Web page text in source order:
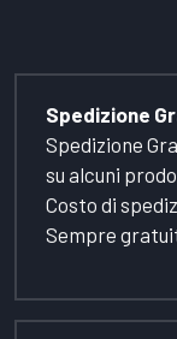
Spedizione
Spedizione
su alcuni
Costo di
Sempre